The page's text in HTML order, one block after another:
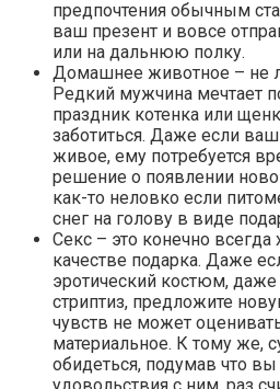
предпочтения обычным
ваш презент и вовсе
или на дальнюю полку.
Домашнее животное – не
Редкий мужчина мечтает
праздник котенка или
заботиться. Даже если
живое, ему потребуется
решение о появлении
как-то неловко если
снег на голову в виде
Секс – это конечно
качестве подарка. Даже
эротический костюм, даже
стриптиз, предложите
чувств не может
материальное. К тому же,
обидеться, подумав что вы